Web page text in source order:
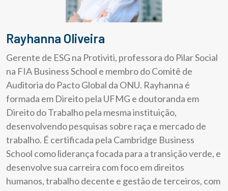
Rayhanna Oliveira
Gerente de ESG na Protiviti, professora do Pilar Social
na FIA Business School e membro do Comitê de
Auditoria do Pacto Global da ONU. Rayhanna é
formada em Direito pela UFMG e doutoranda em
Direito do Trabalho pela mesma instituição,
desenvolvendo pesquisas sobre raça e mercado de
trabalho. É certificada pela Cambridge Business
School como liderança focada para a transição verde, e
desenvolve sua carreira com foco em direitos
humanos, trabalho decente e gestão de terceiros, com